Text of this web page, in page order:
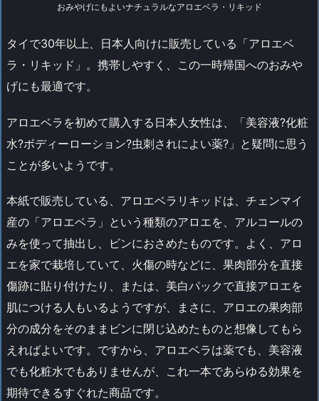
おみやげにもよいナチュラルなアロエベラ・リキッド
タイで30年以上、日本人向けに販売している「アロエベ
ラ・リキッド」。携帯しやすく、この一時帰国へのおみや
げにも最適です。
アロエベラを初めて購入する日本人女性は、「美容液?化粧
水?ボディーローション?虫刺されによい薬?」と疑問に思う
ことが多いようです。
本紙で販売している、アロエベラリキッドは、チェンマイ
産の「アロエベラ」という種類のアロエを、アルコールの
みを使って抽出し、ビンにおさめたものです。よく、アロ
エを家で栽培していて、火傷の時などに、果肉部分を直接
傷跡に貼り付けたり、または、美白パックで直接アロエを
肌につける人もいるようですが、まさに、アロエの果肉部
分の成分をそのままビンに閉じ込めたものと想像してもら
えればよいです。ですから、アロエベラは薬でも、美容液
でも化粧水でもありませんが、これ一本であらゆる効果を
期待できるすぐれた商品です。